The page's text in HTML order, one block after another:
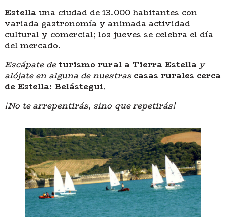
Estellauna ciudad de 13.000 habitantes con
variada gastronomía y animada actividad
cultural y comercial; los jueves se celebra el día
del mercado.
Escápate deturismo rural a Tierra Estellay
alójate en alguna de nuestras casas rurales cerca
de Estella: Belástegui.
¡No te arrepentirás, sino que repetirás!